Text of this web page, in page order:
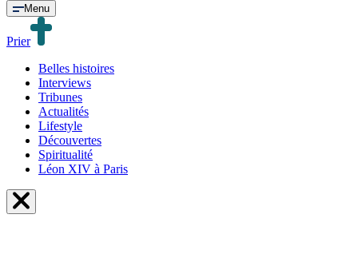
Menu
Prier
Belles histoires
Interviews
Tribunes
Actualités
Lifestyle
Découvertes
Spiritualité
Léon XIV à Paris